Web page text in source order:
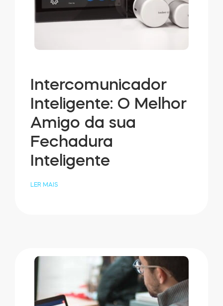
Tedee Keypad PRO
Módulo BleBox Smart Relay
Tedee Dry Contact
Intercomunicador
Inteligente: O Melhor
Amigo da sua
Fechadura
Inteligente
LER MAIS